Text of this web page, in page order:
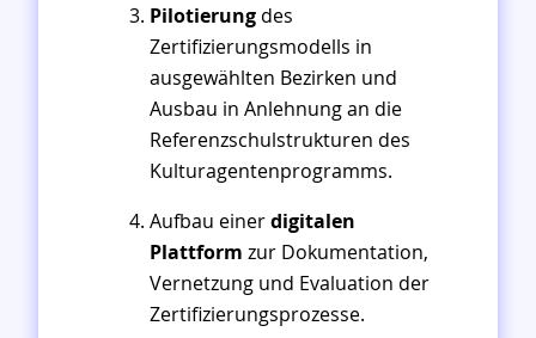
Pilotierungdes
Zertifizierungsmodells in
ausgewählten Bezirken und
Ausbau in Anlehnung an die
Referenzschulstrukturen des
Kulturagentenprogramms.
Aufbau einerdigitalen
Plattform zur Dokumentation,
Vernetzung und Evaluation der
Zertifizierungsprozesse.